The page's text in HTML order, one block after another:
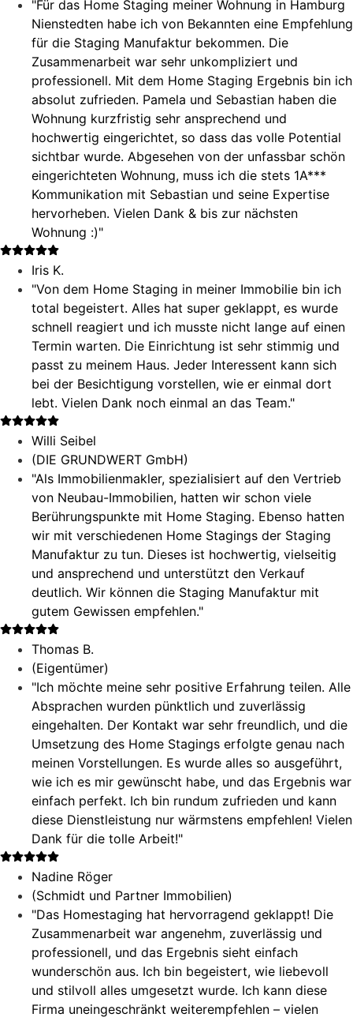
"Für das Home Staging meiner Wohnung in Hamburg
Nienstedten habe ich von Bekannten eine Empfehlung
für die Staging Manufaktur bekommen. Die
Zusammenarbeit war sehr unkompliziert und
professionell. Mit dem Home Staging Ergebnis bin ich
absolut zufrieden. Pamela und Sebastian haben die
Wohnung kurzfristig sehr ansprechend und
hochwertig eingerichtet, so dass das volle Potential
sichtbar wurde. Abgesehen von der unfassbar schön
eingerichteten Wohnung, muss ich die stets 1A***
Kommunikation mit Sebastian und seine Expertise
hervorheben. Vielen Dank & bis zur nächsten
Wohnung :)"
Iris K.
"Von dem Home Staging in meiner Immobilie bin ich
total begeistert. Alles hat super geklappt, es wurde
schnell reagiert und ich musste nicht lange auf einen
Termin warten. Die Einrichtung ist sehr stimmig und
passt zu meinem Haus. Jeder Interessent kann sich
bei der Besichtigung vorstellen, wie er einmal dort
lebt. Vielen Dank noch einmal an das Team."
Willi Seibel
(DIE GRUNDWERT GmbH)
"Als Immobilienmakler, spezialisiert auf den Vertrieb
von Neubau-Immobilien, hatten wir schon viele
Berührungspunkte mit Home Staging. Ebenso hatten
wir mit verschiedenen Home Stagings der Staging
Manufaktur zu tun. Dieses ist hochwertig, vielseitig
und ansprechend und unterstützt den Verkauf
deutlich. Wir können die Staging Manufaktur mit
gutem Gewissen empfehlen."
Thomas B.
(Eigentümer)
"Ich möchte meine sehr positive Erfahrung teilen. Alle
Absprachen wurden pünktlich und zuverlässig
eingehalten. Der Kontakt war sehr freundlich, und die
Umsetzung des Home Stagings erfolgte genau nach
meinen Vorstellungen. Es wurde alles so ausgeführt,
wie ich es mir gewünscht habe, und das Ergebnis war
einfach perfekt. Ich bin rundum zufrieden und kann
diese Dienstleistung nur wärmstens empfehlen! Vielen
Dank für die tolle Arbeit!"
Nadine Röger
(Schmidt und Partner Immobilien)
"Das Homestaging hat hervorragend geklappt! Die
Zusammenarbeit war angenehm, zuverlässig und
professionell, und das Ergebnis sieht einfach
wunderschön aus. Ich bin begeistert, wie liebevoll
und stilvoll alles umgesetzt wurde. Ich kann diese
Firma uneingeschränkt weiterempfehlen – vielen